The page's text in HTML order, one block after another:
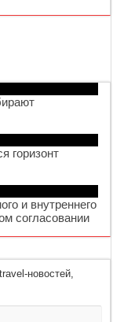
горизонт
и внутреннего
согласовании
новостей,